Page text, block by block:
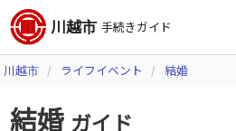
川越市 手続きガイド
川越市 ライフイベント 結婚
結婚 ガイド